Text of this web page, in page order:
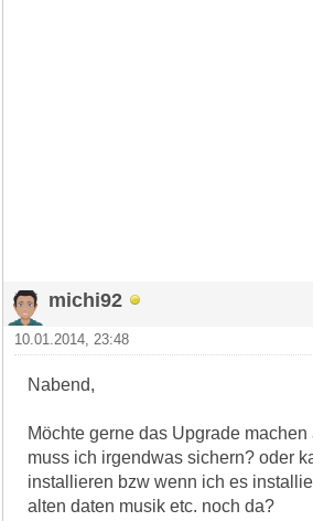
michi92
10.01.2014, 23:48
Nabend,
Möchte gerne das Upgrade
muss ich irgendwas sichern? oder
installieren bzw wenn ich es
alten daten musik etc. noch da?